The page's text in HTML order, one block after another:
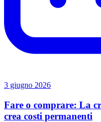
3 giugno 2026
Fare o comprare: La
crea costi permanenti